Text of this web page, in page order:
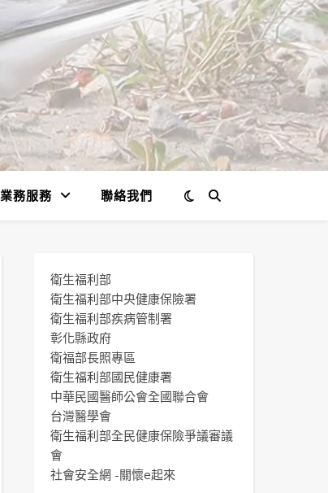
業務服務 聯絡我們
衛生福利部
衛生福利部中央健康保險署
衛生福利部疾病管制署
彰化縣政府
衛福部長照專區
衛生福利部國民健康署
中華民國醫師公會全國聯合會
台灣醫學會
衛生福利部全民健康保險爭議審議
會
社會安全網 -關懷e起來